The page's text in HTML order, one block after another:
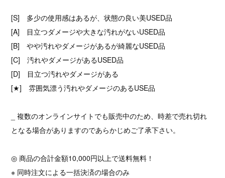
[S] 多少の使用感はあるが、状態の良い美USED品
[A] 目立つダメージや大きな汚れがないUSED品
[B] やや汚れやダメージがあるが綺麗なUSED品
[C] 汚れやダメージがあるUSED品
[D] 目立つ汚れやダメージがある
[★] 雰囲気漂う汚れやダメージのあるUSE品
_ 複数のオンラインサイトでも販売中のため、時差で売れ切れ
となる場合がありますのであらかじめご了承下さい。
◎ 商品の合計金額10,000円以上で送料無料！
※ 同時注文による一括決済の場合のみ